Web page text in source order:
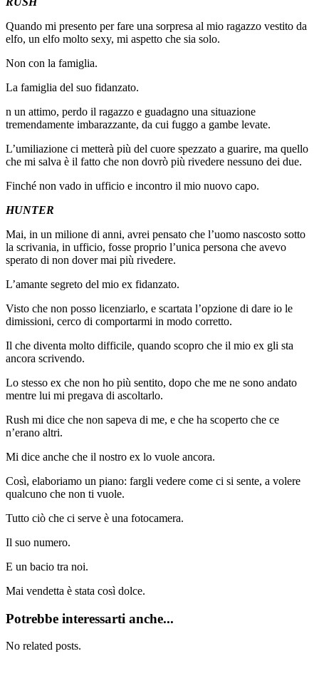
Quando mi presento per fare una sorpresa al mio ragazzo vestito da
elfo, un elfo molto sexy, mi aspetto che sia solo.
Non con la famiglia.
La famiglia del suo fidanzato.
n un attimo, perdo il ragazzo e guadagno una situazione
tremendamente imbarazzante, da cui fuggo a gambe levate.
L’umiliazione ci metterà più del cuore spezzato a guarire, ma quello
che mi salva è il fatto che non dovrò più rivedere nessuno dei due.
Finché non vado in ufficio e incontro il mio nuovo capo.
HUNTER
Mai, in un milione di anni, avrei pensato che l’uomo nascosto sotto
la scrivania, in ufficio, fosse proprio l’unica persona che avevo
sperato di non dover mai più rivedere.
L’amante segreto del mio ex fidanzato.
Visto che non posso licenziarlo, e scartata l’opzione di dare io le
dimissioni, cerco di comportarmi in modo corretto.
Il che diventa molto difficile, quando scopro che il mio ex gli sta
ancora scrivendo.
Lo stesso ex che non ho più sentito, dopo che me ne sono andato
mentre lui mi pregava di ascoltarlo.
Rush mi dice che non sapeva di me, e che ha scoperto che ce
n’erano altri.
Mi dice anche che il nostro ex lo vuole ancora.
Così, elaboriamo un piano: fargli vedere come ci si sente, a volere
qualcuno che non ti vuole.
Tutto ciò che ci serve è una fotocamera.
Il suo numero.
E un bacio tra noi.
Mai vendetta è stata così dolce.
Potrebbe interessarti anche...
No related posts.